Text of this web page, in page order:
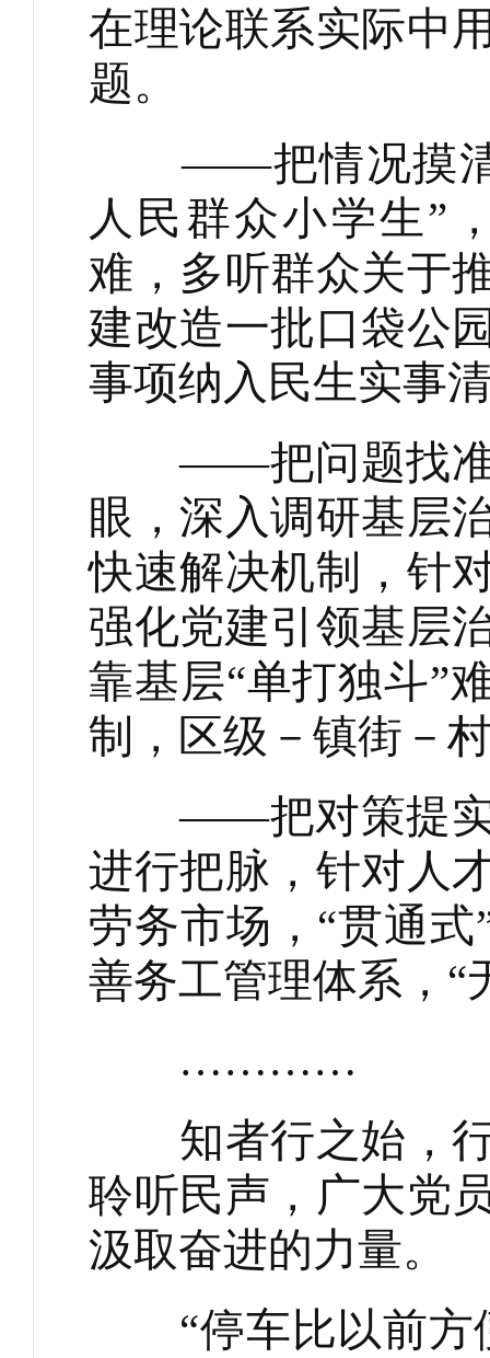
在理论联系实际中
题。
——把情况摸清
人民群众小学生”
难，多听群众关于
建改造一批口袋公
事项纳入民生实事
——把问题找准。
眼，深入调研基层
快速解决机制，针
强化党建引领基层
靠基层“单打独斗”
制，区级－镇街－
——把对策提实。
进行把脉，针对人
劳务市场，“贯通
善务工管理体系，“
…………
知者行之始，行
聆听民声，广大党
汲取奋进的力量。
“停车比以前方